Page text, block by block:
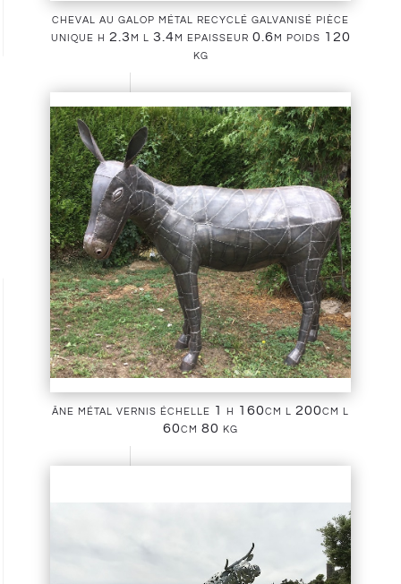
cheval au galop métal recyclé galvanisé pièce
unique h 2.3m l 3.4m epaisseur 0.6m poids 120
kg
âne métal vernis échelle 1 h 160cm l 200cm l
60cm 80 kg